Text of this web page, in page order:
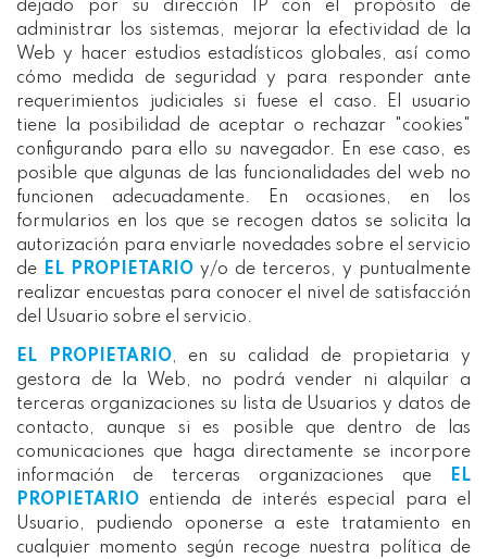
dejado por su dirección IP con el propósito de
administrar los sistemas, mejorar la efectividad de la
Web y hacer estudios estadísticos globales, así como
cómo medida de seguridad y para responder ante
requerimientos judiciales si fuese el caso. El usuario
tiene la posibilidad de aceptar o rechazar "cookies"
configurando para ello su navegador. En ese caso, es
posible que algunas de las funcionalidades del web no
funcionen adecuadamente. En ocasiones, en los
formularios en los que se recogen datos se solicita la
autorización para enviarle novedades sobre el servicio
de EL PROPIETARIO y/o de terceros, y puntualmente
realizar encuestas para conocer el nivel de satisfacción
del Usuario sobre el servicio.
EL PROPIETARIO, en su calidad de propietaria y
gestora de la Web, no podrá vender ni alquilar a
terceras organizaciones su lista de Usuarios y datos de
contacto, aunque si es posible que dentro de las
comunicaciones que haga directamente se incorpore
información de terceras organizaciones que
EL
PROPIETARIO entienda de interés especial para el
Usuario, pudiendo oponerse a este tratamiento en
cualquier momento según recoge nuestra política de